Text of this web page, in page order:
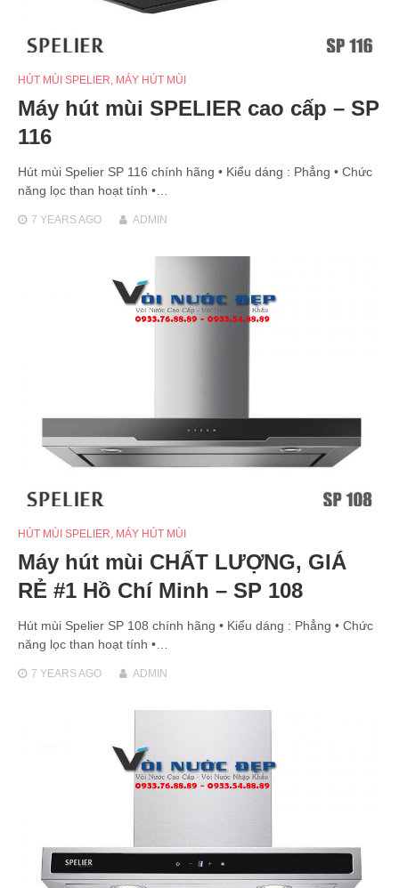
HÚT MÙI SPELIER MÁY HÚT MÙI
Máy hút mùi SPELIER cao cấp – SP
116
Hút mùi Spelier SP 116 chính hãng • Kiểu dáng : Phẳng • Chức
năng lọc than hoạt tính •…
7 YEARSAGO ADMIN
HÚT MÙI SPELIER, MÁY HÚT MÙI
Máy hút mùi CHẤT LƯỢNG, GIÁ
RẺ #1 Hồ Chí Minh – SP 108
Hút mùi Spelier SP 108 chính hãng • Kiểu dáng : Phẳng • Chức
năng lọc than hoạt tính •…
7 YEARSAGO ADMIN